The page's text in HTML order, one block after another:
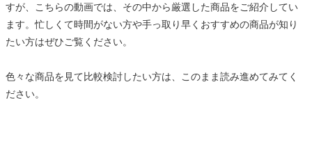
すが、こちらの動画では、その中から厳選した商品をご紹介してい
ます。忙しくて時間がない方や手っ取り早くおすすめの商品が知り
たい方はぜひご覧ください。
色々な商品を見て比較検討したい方は、このまま読み進めてみてく
ださい。